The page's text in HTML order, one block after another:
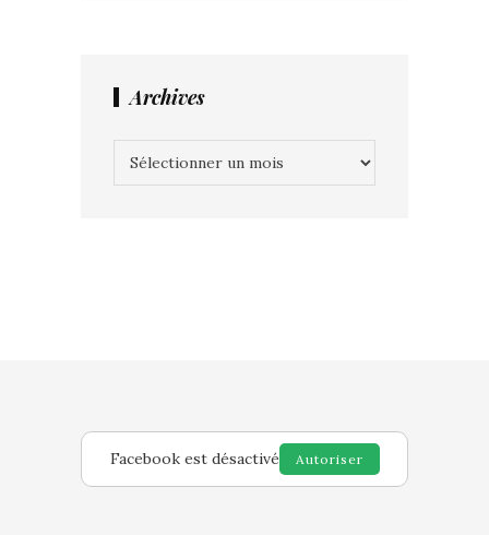
Archives
Facebook est désactivé Autoriser